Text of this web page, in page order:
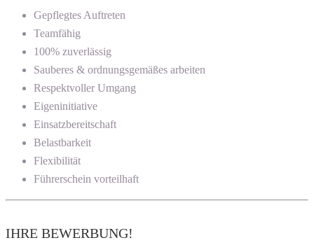
Gepflegtes Auftreten
Teamfähig
100% zuverlässig
Sauberes & ordnungsgemäßes arbeiten
Respektvoller Umgang
Eigeninitiative
Einsatzbereitschaft
Belastbarkeit
Flexibilität
Führerschein vorteilhaft
IHRE BEWERBUNG!